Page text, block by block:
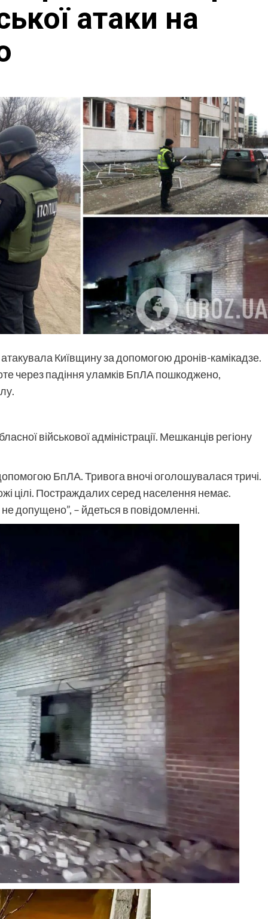
атаки на
Київщину за допомогою дронів-камікадзе.
через падіння уламків БпЛА пошкоджено,
військової адміністрації. Мешканців регіону
БпЛА. Тривога вночі оголошувалася тричі.
цілі. Постраждалих серед населення немає.
допущено”, – йдеться в повідомленні.